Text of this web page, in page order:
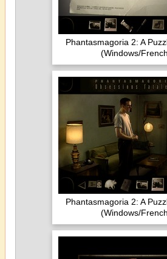
Phantasmagoria 2: A
(Windows/
Phantasmagoria 2: A
(Windows/